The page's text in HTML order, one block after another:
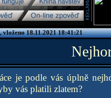
vloženo 18.11.2021 18:41:21
je podle vás úplně
vás platili zlatem?